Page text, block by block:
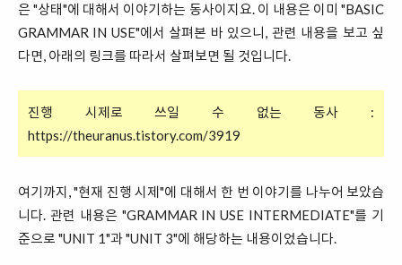
은 "상태"에 대해서 이야기하는 동사이지요. 이 내용은 이미 "BASIC
GRAMMAR IN USE"에서 살펴본 바 있으니, 관련 내용을 보고 싶
다면, 아래의 링크를 따라서 살펴보면 될 것입니다.
진행 시제로 쓰일 수 없는 동사 :
https://theuranus.tistory.com/3919
여기까지, "현재 진행 시제"에 대해서 한 번 이야기를 나누어 보았습
니다. 관련 내용은 "GRAMMAR IN USE INTERMEDIATE"를 기
준으로 "UNIT 1"과 "UNIT 3"에 해당하는 내용이었습니다.